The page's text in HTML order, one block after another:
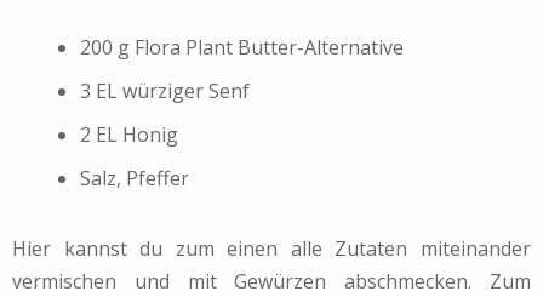
200 g Flora Plant Butter-Alternative
3 EL würziger Senf
2 EL Honig
Salz, Pfeffer
Hier kannst du zum einen alle Zutaten miteinander
vermischen und mit Gewürzen abschmecken. Zum